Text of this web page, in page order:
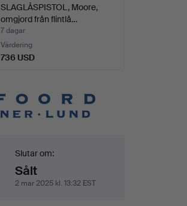
SLAGLÅSPISTOL, Moore,
omgjord från flintlå…
7 dagar
Värdering
736 USD
Slutar om:
Sålt
2 mar 2025 kl. 13:32 EST